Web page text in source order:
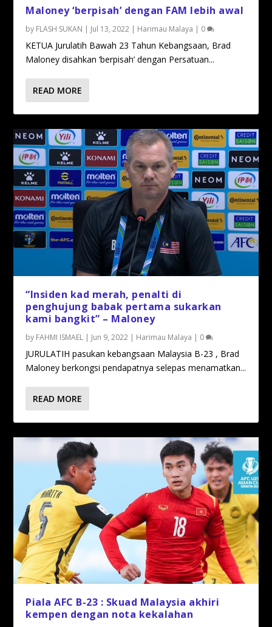
Maloney ‘berpisah’ dengan FAM lebih awal
by FLASH SUKAN | Jul 13, 2022 | Harimau Malaya | 0
KETUA Jurulatih Bawah 23 Tahun Kebangsaan, Brad
Maloney disahkan ‘berpisah’ dengan Persatuan...
READ MORE
“Insiden kad merah, penalti di
penghujung babak pertama sukarkan
kami bangkit” – Maloney
by FAHMI ISMAEL | Jun 9, 2022 | Harimau Malaya | 0
JURULATIH pasukan kebangsaan Malaysia B-23 , Brad
Maloney berkongsi pendapatnya selepas menamatkan...
READ MORE
Piala AFC B-23 : Skuad Malaysia akhiri
kempen dengan nota kekalahan